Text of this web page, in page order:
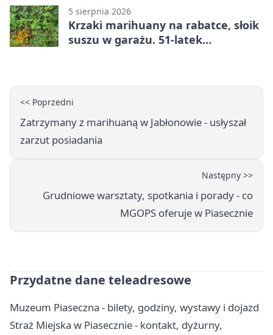
5 sierpnia 2026
Krzaki marihuany na rabatce, słoik
suszu w garażu. 51-latek
<< Poprzedni
Zatrzymany z marihuaną w Jabłonowie - usłyszał
zarzut posiadania
Następny >>
Grudniowe warsztaty, spotkania i porady - co
MGOPS oferuje w Piasecznie
Przydatne dane teleadresowe
Muzeum Piaseczna - bilety, godziny, wystawy i dojazd
Straż Miejska w Piasecznie - kontakt, dyżurny,